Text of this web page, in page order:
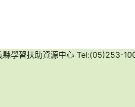
縣學習扶助資源中心 Tel:(05)253-